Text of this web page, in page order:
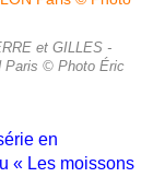
et GILLES -
Paris © Photo Éric
en
« Les moissons